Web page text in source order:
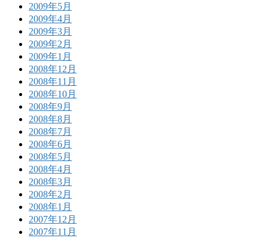
2009年5月
2009年4月
2009年3月
2009年2月
2009年1月
2008年12月
2008年11月
2008年10月
2008年9月
2008年8月
2008年7月
2008年6月
2008年5月
2008年4月
2008年3月
2008年2月
2008年1月
2007年12月
2007年11月